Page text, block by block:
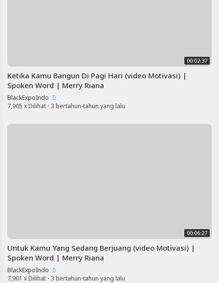
00:02:37
Ketika Kamu Bangun Di Pagi Hari (video Motivasi) |
Spoken Word | Merry Riana
BlackExpoIndo
7,905 x Dilihat · 3 bertahun-tahun yang lalu
00:06:27
Untuk Kamu Yang Sedang Berjuang (video Motivasi) |
Spoken Word | Merry Riana
BlackExpoIndo
7,901 x Dilihat · 3 bertahun-tahun yang lalu